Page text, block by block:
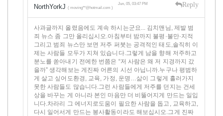
NorthYorkJ ( moving**@hotmail.com )
Jun, 05, 03:47 PM Reply
사과글까지 올렸음에도 계속 하시는군요... 김치맨님, 제발 범
죄 뉴스 좀 그만 올리십시오.아침부터 밤까지 불평·불만·지적
그리고 범죄 뉴스만 보면 저주 퍼붓는 공격적인 태도,솔직히 이
제는 사람들 모두가 지쳐 있습니다.그렇게 남을 향해 저주하고
분노를 쏟아내기 전에한 번쯤은 “저 사람은 왜 저 지경까지 갔
을까” 생각해보는 게진짜 어른의 시선 아닙니까.누구나 평범하
게 살고 싶어도환경, 교육, 가정, 운명…삶이 그렇게 흘러가지
못한 사람들도 많습니다.그런 사람들에게 저주를 던지는 건세
상을 바꾸는 게 아니라 본인 마음만 더 비뚤어지게 만드는 일입
니다.차라리 그 에너지로도움이 필요한 사람을 돕고, 교육하고,
다시 일어서게 만드는 봉사활동이라도 해보십시오.그게 진짜